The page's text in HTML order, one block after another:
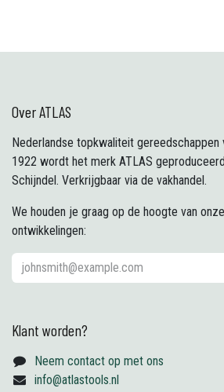
Over ATLAS
Nederlandse topkwaliteit gereedschappen
1922 wordt het merk ATLAS
Schijndel. Verkrijgbaar via de vakhandel.
We houden je graag op de hoogte van
ontwikkelingen:
Klant worden?
Neem contact op met ons
info@atlastools.nl